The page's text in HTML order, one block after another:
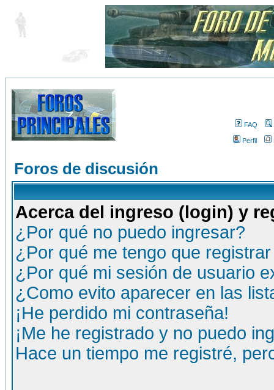
FAQ
Perfil
Foros de discusión
Acerca del ingreso (login) y
¿Por qué no puedo ingresar?
¿Por qué me tengo que
¿Por qué mi sesión de usuario
¿Como evito aparecer en las
¡He perdido mi contraseña!
¡Me he registrado y no puedo
Hace un tiempo me registré,